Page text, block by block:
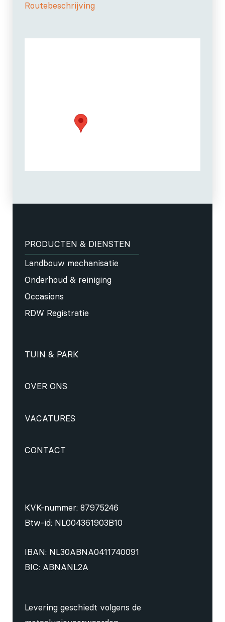
Routebeschrijving
PRODUCTEN & DIENSTEN
Landbouw mechanisatie
Onderhoud & reiniging
Occasions
RDW Registratie
TUIN & PARK
OVER ONS
VACATURES
CONTACT
KVK-nummer: 87975246
Btw-id: NL004361903B10
IBAN: NL30ABNA0411740091
BIC: ABNANL2A
Levering geschiedt volgens de